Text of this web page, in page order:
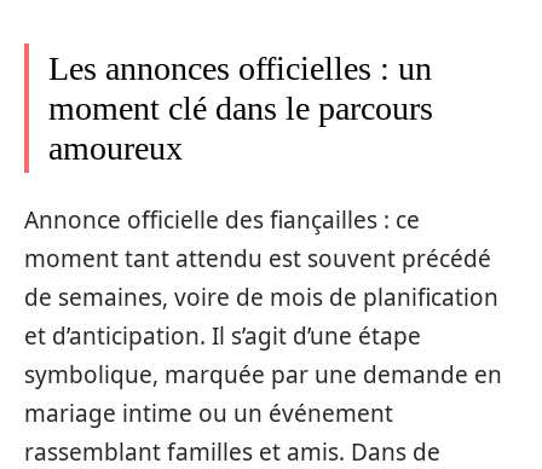
Les annonces officielles : un
moment clé dans le parcours
amoureux
Annonce officielle des fiançailles : ce
moment tant attendu est souvent précédé
de semaines, voire de mois de planification
et d’anticipation. Il s’agit d’une étape
symbolique, marquée par une demande en
mariage intime ou un événement
rassemblant familles et amis. Dans de